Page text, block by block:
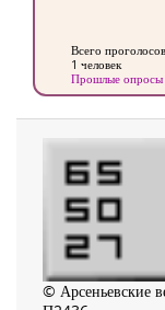
Всего
1 человек
Прошлые опросы
© Арсеньевские